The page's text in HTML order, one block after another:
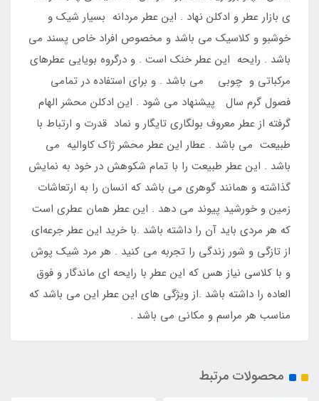
ی بازار عطر و ادکلن نهاد . این عطر مردانه بسیار شیک و
خوشبو و کلاسیک می باشد و مخصوص افراد خاص پسند می
باشد . رایحه این عطر خنک است . و درگروه بویایی عطرهای
مرکباتی و چوبی می باشد . و برای استفاده در تمامی
فصول گرم سال پیشنهاد می ‌شود . این ادکلن محشر الهام
گرفته از عطر معروف بولگاری تایگار و نماد قدرت و ارتباط با
طبیعت می باشد . عطار این عطر محشر ژاک کاوالیه می
باشد . این عطر طبیعت را با تمام شکوهش در خود به نمایش
گذاشته و همانند گوهری می باشد که انسان را به ارتعاشات
زمین و خورشید پیوند می دهد . این عطر همان عطری است
که هر مردی باید آن را داشته باشد .با خرید این عطر جرعه‌ای
از تازگی و شور زندگی را تجربه می کنید . هر مرد شیک پوش
و با کلاسی نیاز هس که این عطر با رایحه ای ماندگار و فوق
العاده را داشته باشد .از ویژگی های این عطر این می باشد که
مناسب هر مراسم و مکانی می باشد .
محصولات مرتبط